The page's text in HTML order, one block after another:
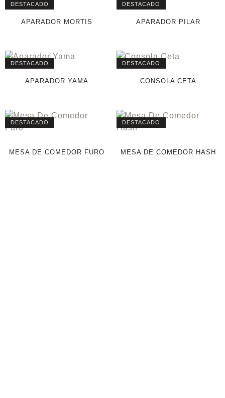
DESTACADO
APARADOR MORTIS
DESTACADO
APARADOR PILAR
DESTACADO
APARADOR YAMA
DESTACADO
CONSOLA CETA
DESTACADO
MESA DE COMEDOR FURO
DESTACADO
MESA DE COMEDOR HASH